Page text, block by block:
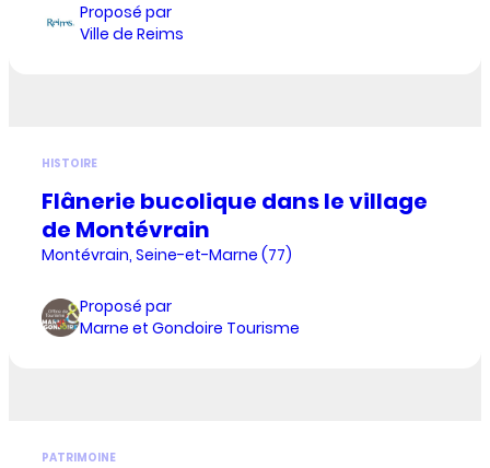
Proposé par
Ville de Reims
HISTOIRE
Flânerie bucolique dans le village
de Montévrain
Montévrain, Seine-et-Marne (77)
Proposé par
Marne et Gondoire Tourisme
PATRIMOINE